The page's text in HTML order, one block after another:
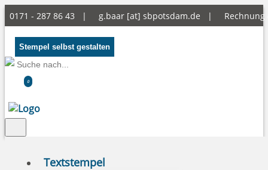
0171 - 287 86 43 | g.baar [at] sbpotsdam.de | Rechnung
Stempel selbst gestalten
0
Textstempel